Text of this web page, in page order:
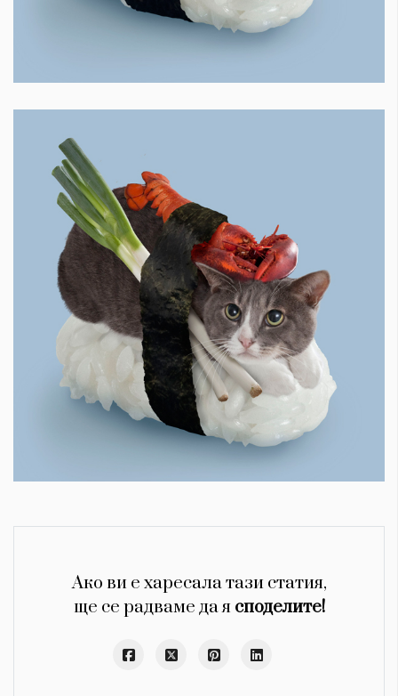
Ако ви е харесала тази статия,
ще се радваме да я споделите!